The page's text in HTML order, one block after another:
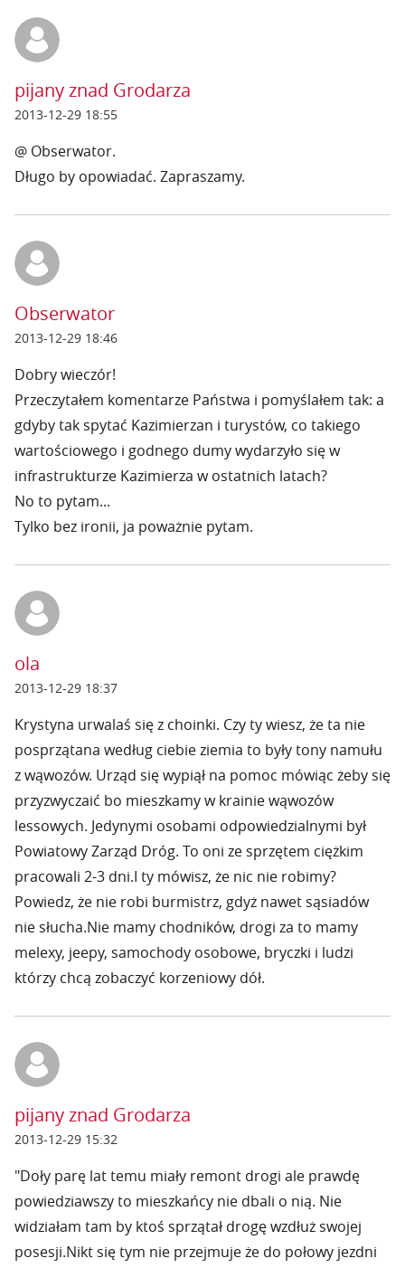
pijany znad Grodarza
2013-12-29 18:55
@ Obserwator.
Długo by opowiadać. Zapraszamy.
Obserwator
2013-12-29 18:46
Dobry wieczór!
Przeczytałem komentarze Państwa i pomyślałem tak: a
gdyby tak spytać Kazimierzan i turystów, co takiego
wartościowego i godnego dumy wydarzyło się w
infrastrukturze Kazimierza w ostatnich latach?
No to pytam...
Tylko bez ironii, ja poważnie pytam.
ola
2013-12-29 18:37
Krystyna urwalaś się z choinki. Czy ty wiesz, że ta nie
posprzątana według ciebie ziemia to były tony namułu
z wąwozów. Urząd się wypiął na pomoc mówiąc żeby się
przyzwyczaić bo mieszkamy w krainie wąwozów
lessowych. Jedynymi osobami odpowiedzialnymi był
Powiatowy Zarząd Dróg. To oni ze sprzętem ciężkim
pracowali 2-3 dni.I ty mówisz, że nic nie robimy?
Powiedz, że nie robi burmistrz, gdyż nawet sąsiadów
nie słucha.Nie mamy chodników, drogi za to mamy
melexy, jeepy, samochody osobowe, bryczki i ludzi
którzy chcą zobaczyć korzeniowy dół.
pijany znad Grodarza
2013-12-29 15:32
"Doły parę lat temu miały remont drogi ale prawdę
powiedziawszy to mieszkańcy nie dbali o nią. Nie
widziałam tam by ktoś sprzątał drogę wzdłuż swojej
posesji.Nikt się tym nie przejmuje że do połowy jezdni